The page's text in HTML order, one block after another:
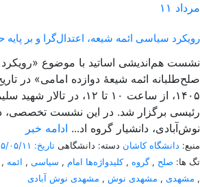
۱۱ مرداد
رویکرد سیاسی ائمه شیعه، اعتدال‌گرا و بر
نشست هم‌اندیشی اساتید با موضوع
۱۴۰۵، از ساعت ۱۰ تا ۱۲، در
رئیسی برگزار شد. در این نشست تخصصی،
نوش‌آبادی، دانشیار گروه اد... ادامه خبر
منبع: دانشگاه کاشان دسته: دانشگاهی تاریخ: ۱۴۰۵/۰۵/۱۱
تگ ها: صلح ,گروه ,کلیدواژه‌ها امام , سیاسی , ائمه ,
مشهدی , مشهدی نوش , مشهدی نوش آبادی ,